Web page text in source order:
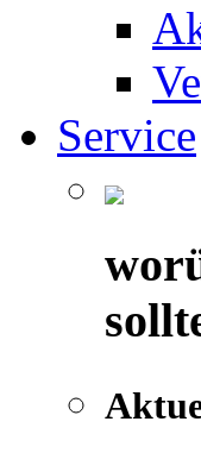
Service